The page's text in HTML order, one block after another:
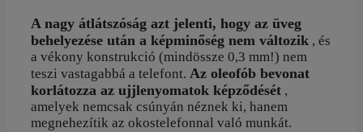
A nagy átlátszóság azt jelenti, hogy az üveg
behelyezése után a képminőség nem változik , és
a vékony konstrukció (mindössze 0,3 mm!) nem
teszi vastagabbá a telefont. Az oleofób bevonat
korlátozza az ujjlenyomatok képződését ,
amelyek nemcsak csúnyán néznek ki, hanem
megnehezítik az okostelefonnal való munkát.